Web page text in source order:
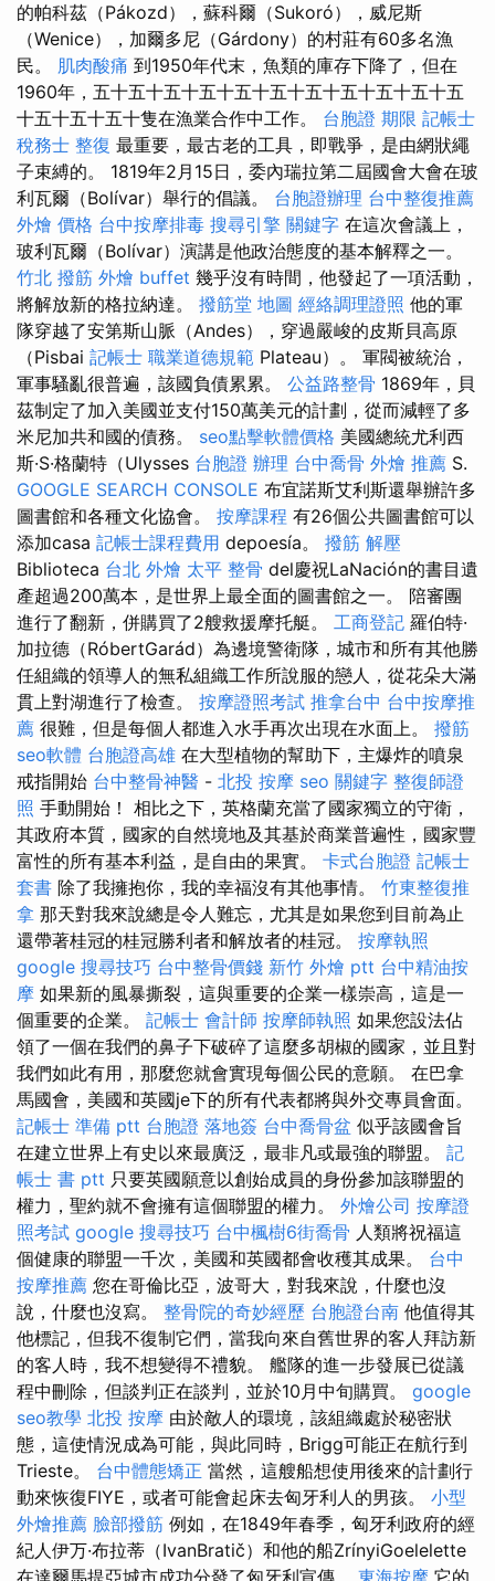
的帕科茲（Pákozd），蘇科爾（Sukoró），威尼斯
（Wenice），加爾多尼（Gárdony）的村莊有60多名漁
民。 肌肉酸痛 到1950年代末，魚類的庫存下降了，但在
1960年，五十五十五十五十五十五十五十五十五十五十五
十五十五十五十隻在漁業合作中工作。 台胞證 期限 記帳士
稅務士 整復 最重要，最古老的工具，即戰爭，是由網狀繩
子束縛的。 1819年2月15日，委內瑞拉第二屆國會大會在玻
利瓦爾（Bolívar）舉行的倡議。 台胞證辦理 台中整復推薦
外燴 價格 台中按摩排毒 搜尋引擎 關鍵字 在這次會議上，
玻利瓦爾（Bolívar）演講是他政治態度的基本解釋之一。
竹北 撥筋 外燴 buffet 幾乎沒有時間，他發起了一項活動，
將解放新的格拉納達。 撥筋堂 地圖 經絡調理證照 他的軍
隊穿越了安第斯山脈（Andes），穿過嚴峻的皮斯貝高原
（Pisbai 記帳士 職業道德規範 Plateau）。 軍閥被統治，
軍事騷亂很普遍，該國負債累累。 公益路整骨 1869年，貝
茲制定了加入美國並支付150萬美元的計劃，從而減輕了多
米尼加共和國的債務。 seo點擊軟體價格 美國總統尤利西
斯·S·格蘭特（Ulysses 台胞證 辦理 台中喬骨 外燴 推薦 S.
GOOGLE SEARCH CONSOLE 布宜諾斯艾利斯還舉辦許多
圖書館和各種文化協會。 按摩課程 有26個公共圖書館可以
添加casa 記帳士課程費用 depoesía。 撥筋 解壓
Biblioteca 台北 外燴 太平 整骨 del慶祝LaNación的書目遺
產超過200萬本，是世界上最全面的圖書館之一。 陪審團
進行了翻新，併購買了2艘救援摩托艇。 工商登記 羅伯特·
加拉德（RóbertGarád）為邊境警衛隊，城市和所有其他勝
任組織的領導人的無私組織工作所說服的戀人，從花朵大滿
貫上對湖進行了檢查。 按摩證照考試 推拿台中 台中按摩推
薦 很難，但是每個人都進入水手再次出現在水面上。 撥筋
seo軟體 台胞證高雄 在大型植物的幫助下，主爆炸的噴泉
戒指開始 台中整骨神醫 - 北投 按摩 seo 關鍵字 整復師證
照 手動開始！ 相比之下，英格蘭充當了國家獨立的守衛，
其政府本質，國家的自然境地及其基於商業普遍性，國家豐
富性的所有基本利益，是自由的果實。 卡式台胞證 記帳士
套書 除了我擁抱你，我的幸福沒有其他事情。 竹東整復推
拿 那天對我來說總是令人難忘，尤其是如果您到目前為止
還帶著桂冠的桂冠勝利者和解放者的桂冠。 按摩執照
google 搜尋技巧 台中整骨價錢 新竹 外燴 ptt 台中精油按
摩 如果新的風暴撕裂，這與重要的企業一樣崇高，這是一
個重要的企業。 記帳士 會計師 按摩師執照 如果您設法佔
領了一個在我們的鼻子下破碎了這麼多胡椒的國家，並且對
我們如此有用，那麼您就會實現每個公民的意願。 在巴拿
馬國會，美國和英國je下的所有代表都將與外交專員會面。
記帳士 準備 ptt 台胞證 落地簽 台中喬骨盆 似乎該國會旨
在建立世界上有史以來最廣泛，最非凡或最強的聯盟。 記
帳士 書 ptt 只要英國願意以創始成員的身份參加該聯盟的
權力，聖約就不會擁有這個聯盟的權力。 外燴公司 按摩證
照考試 google 搜尋技巧 台中楓樹6街喬骨 人類將祝福這
個健康的聯盟一千次，美國和英國都會收穫其成果。 台中
按摩推薦 您在哥倫比亞，波哥大，對我來說，什麼也沒
說，什麼也沒寫。 整骨院的奇妙經歷 台胞證台南 他值得其
他標記，但我不復制它們，當我向來自舊世界的客人拜訪新
的客人時，我不想變得不禮貌。 艦隊的進一步發展已從議
程中刪除，但談判正在談判，並於10月中旬購買。 google
seo教學 北投 按摩 由於敵人的環境，該組織處於秘密狀
態，這使情況成為可能，與此同時，Brigg可能正在航行到
Trieste。 台中體態矯正 當然，這艘船想使用後來的計劃行
動來恢復FIYE，或者可能會起床去匈牙利人的男孩。 小型
外燴推薦 臉部撥筋 例如，在1849年春季，匈牙利政府的經
紀人伊万·布拉蒂（IvanBratič）和他的船ZrínyiGoelelette
在達爾馬提亞城市成功分發了匈牙利宣傳。 東海按摩 它的